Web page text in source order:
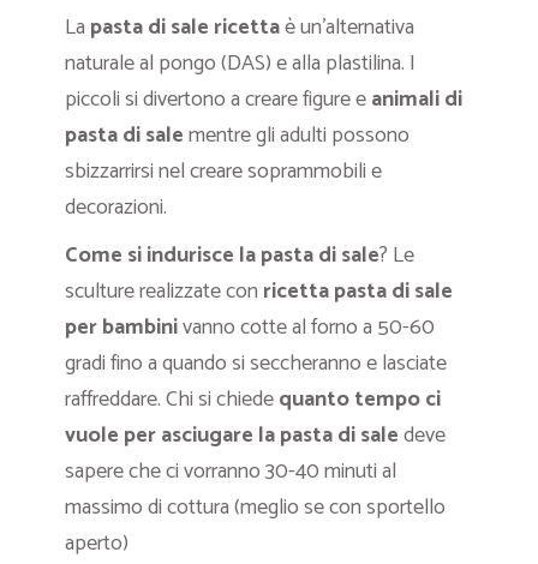
La pasta di sale ricettaè un’alternativa
naturale al pongo (DAS) e alla plastilina. I
piccoli si divertono a creare figure eanimali di
pasta di salementre gli adulti possono
sbizzarrirsi nel creare soprammobili e
decorazioni.
Come si indurisce la pasta di sale? Le
sculture realizzate con ricetta pasta di sale
per bambinivanno cotte al forno a 50-60
gradi fino a quando si seccheranno e lasciate
raffreddare. Chi si chiedequanto tempo ci
vuole per asciugare la pasta di saledeve
sapere che ci vorranno 30-40 minuti al
massimo di cottura (meglio se con sportello
aperto)